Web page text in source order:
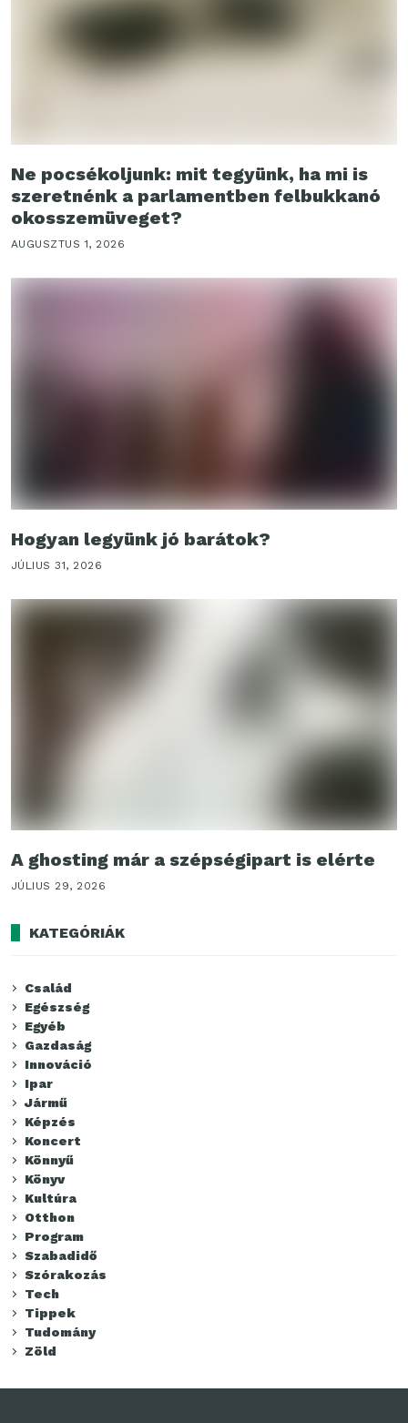
Ne pocsékoljunk: mit tegyünk, ha mi is
szeretnénk a parlamentben felbukkanó
okosszemüveget?
AUGUSZTUS 1, 2026
Hogyan legyünk jó barátok?
JÚLIUS 31, 2026
A ghosting már a szépségipart is elérte
JÚLIUS 29, 2026
KATEGÓRIÁK
Család
Egészség
Egyéb
Gazdaság
Innováció
Ipar
Jármű
Képzés
Koncert
Könnyű
Könyv
Kultúra
Otthon
Program
Szabadidő
Szórakozás
Tech
Tippek
Tudomány
Zöld